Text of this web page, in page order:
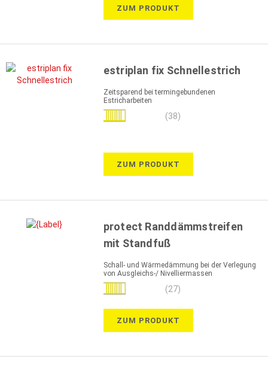
ZUM PRODUKT
estriplan fix Schnellestrich
Zeitsparend bei termingebundenen
Estricharbeiten
Bewertung:
(38)
ZUM PRODUKT
protect Randdämmstreifen
mit Standfuß
Schall- und Wärmedämmung bei der Verlegung
von Ausgleichs-/ Nivelliermassen
Bewertung:
(27)
ZUM PRODUKT